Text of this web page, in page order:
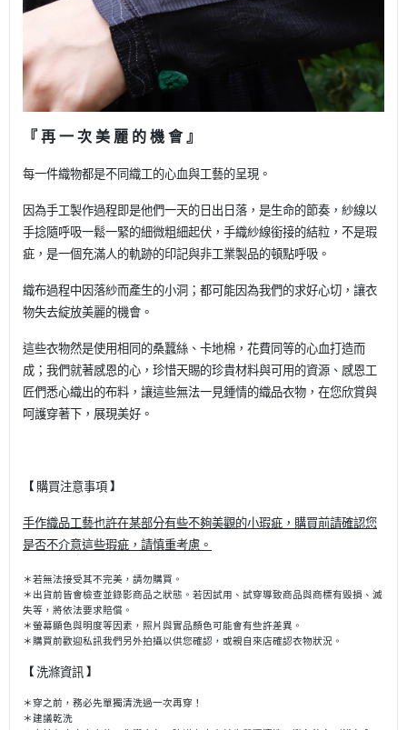
『 再 一 次 美 麗 的 機 會 』
每一件織物都是不同織工的心血與工藝的呈現。
因為手工製作過程即是他們一天的日出日落，是生命的節奏，紗線以
手捻隨呼吸一鬆一緊的細微粗細起伏，手織紗線銜接的結粒，不是瑕
疵，是一個充滿人的軌跡的印記與非工業製品的頓點呼吸。
織布過程中因落紗而產生的小洞；都可能因為我們的求好心切，讓衣
物失去綻放美麗的機會。
這些衣物然是使用相同的桑蠶絲、卡地棉，花費同等的心血打造而
成；我們就著感恩的心，珍惜天賜的珍貴材料與可用的資源、感恩工
匠們悉心織出的布料，讓這些無法一見鍾情的織品衣物，在您欣賞與
呵護穿著下，展現美好。
【 購買注意事項 】
手作織品工藝也許在某部分有些不夠美觀的小瑕疵，購買前請確認您
是否不介意這些瑕疵，請慎重考慮。
＊若無法接受其不完美，請勿購買。
＊出貨前皆會檢查並錄影商品之狀態。若因試用、試穿導致商品與商標有毀損、滅
失等，將依法要求賠償 。
＊螢幕顯色與明度等因素，照片與實品顏色可能會有些許差異。
＊購買前歡迎私訊我們另外拍攝以供您確認，或親自來店確認衣物狀況。
【 洗滌資訊 】
＊穿之前，務必先單獨清洗過一次再穿！
＊建議乾洗